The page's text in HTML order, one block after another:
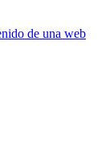
de una web